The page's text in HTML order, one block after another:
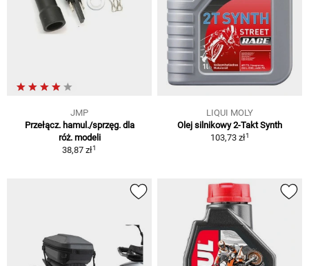
JMP
Przełącz. hamul./sprzęg. dla
róż. modeli
38,87 zł1
LIQUI MOLY
Olej silnikowy 2-Takt Synth
103,73 zł1